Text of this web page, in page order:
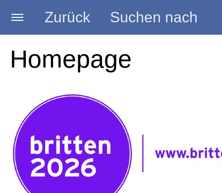
Zurück Suchen nach
Startseite
BRITTEN DAYS 2026 in Köln
PROGRAMM
FÖRDERER
Homepage